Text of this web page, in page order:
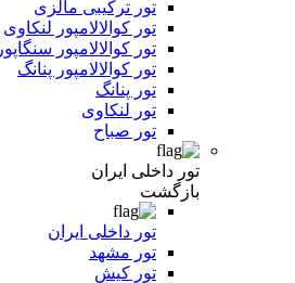
تور ترکیبی مالزی
تور کوالالامپور لنکاوی
تور کوالالامپور سنگاپور
تور کوالالامپور پنانگ
تور پنانگ
تور لنکاوی
تور صباح
تور داخلی ایران
بازگشت
تور داخلی ایران
تور مشهد
تور کیش